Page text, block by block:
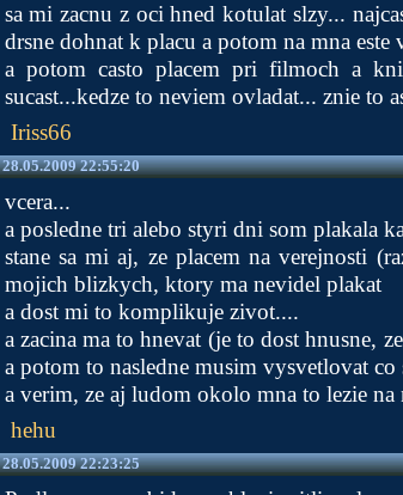
sa mi zacnu z oci hned kotulat slzy...
drsne dohnat k placu a potom na mna
a potom casto placem pri filmoch a
sucast...kedze to neviem ovladat... znie to
Iriss66
28.05.2009 22:55:20
vcera...
a posledne tri alebo styri dni som plakala
stane sa mi aj, ze placem na verejnosti
mojich blizkych, ktory ma nevidel plakat
a dost mi to komplikuje zivot....
a zacina ma to hnevat (je to dost hnusne,
a potom to nasledne musim vysvetlovat co
a verim, ze aj ludom okolo mna to lezie na
hehu
28.05.2009 22:23:25